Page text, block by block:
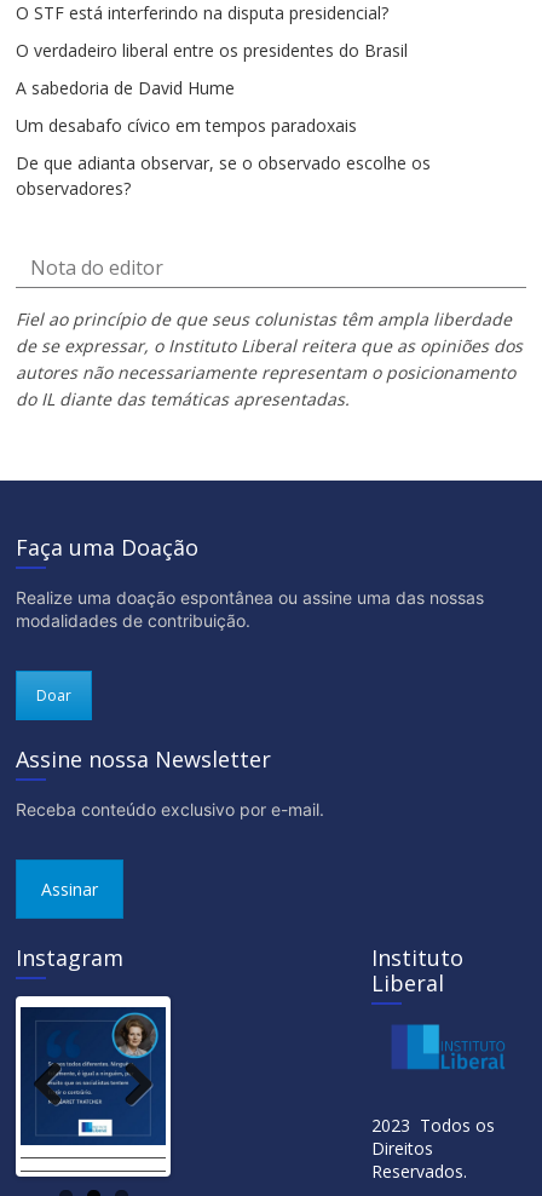
O STF está interferindo na disputa presidencial?
O verdadeiro liberal entre os presidentes do Brasil
A sabedoria de David Hume
Um desabafo cívico em tempos paradoxais
De que adianta observar, se o observado escolhe os
observadores?
Nota do editor
Fiel ao princípio de que seus colunistas têm ampla liberdade
de se expressar, o Instituto Liberal reitera que as opiniões dos
autores não necessariamente representam o posicionamento
do IL diante das temáticas apresentadas.
Faça uma Doação
Realize uma doação espontânea ou assine uma das nossas
modalidades de contribuição.
Doar
Assine nossa Newsletter
Receba conteúdo exclusivo por e-mail.
Assinar
Instagram
ous
Instituto
Liberal
2023 Todos os
Direitos
Reservados.